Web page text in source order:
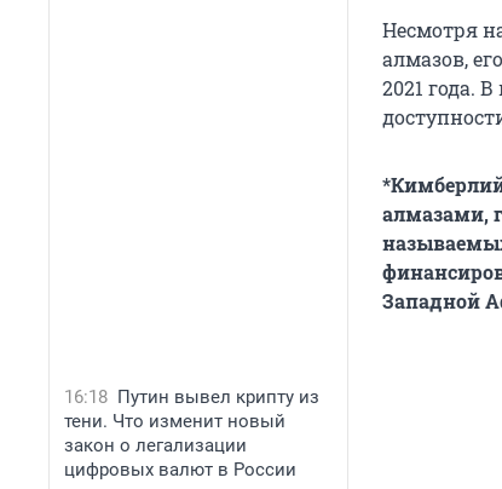
16:18 Путин вывел крипту из
тени. Что изменит новый
закон о легализации
цифровых валют в России
Несмотря
алмазов,
2021 года.
алмазами,
Западной